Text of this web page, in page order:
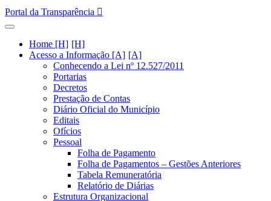
Portal da Transparência
Home [H]
Acesso a Informação [A]
Conhecendo a Lei nº 12.527/2011
Portarias
Decretos
Prestação de Contas
Diário Oficial do Município
Editais
Ofícios
Pessoal
Folha de Pagamento
Folha de Pagamentos – Gestões Anteriores
Tabela Remuneratória
Relatório de Diárias
Estrutura Organizacional